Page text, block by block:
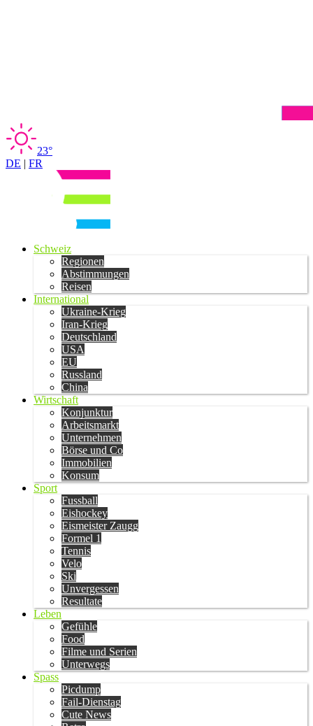
23°
DE | FR
Schweiz
Regionen
Abstimmungen
Reisen
International
Ukraine-Krieg
Iran-Krieg
Deutschland
USA
EU
Russland
China
Wirtschaft
Konjunktur
Arbeitsmarkt
Unternehmen
Börse und Co
Immobilien
Konsum
Sport
Fussball
Eishockey
Eismeister Zaugg
Formel 1
Tennis
Velo
Ski
Unvergessen
Resultate
Leben
Gefühle
Food
Filme und Serien
Unterwegs
Spass
Picdump
Fail-Dienstag
Cute News